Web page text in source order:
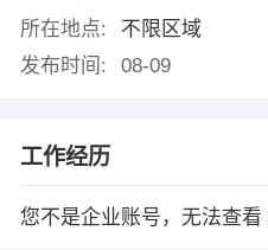
所在地点:
不限区域
发布时间:
08-09
工作经历
您不是企业账号，无法查看